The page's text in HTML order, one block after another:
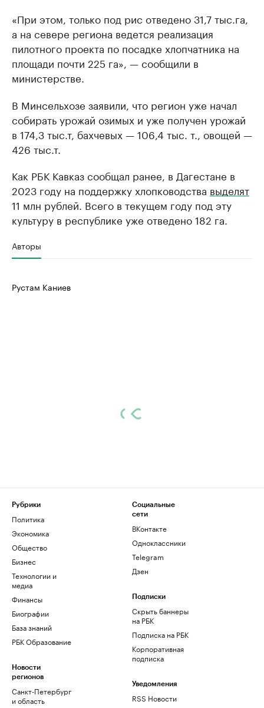
«При этом, только под рис отведено 31,7 тыс.га,
а на севере региона ведется реализация
пилотного проекта по посадке хлопчатника на
площади почти 225 га», — сообщили в
министерстве.
В Минсельхозе заявили, что регион уже начал
собирать урожай озимых и уже получен урожай
в 174,3 тыс.т, бахчевых — 106,4 тыс. т., овощей —
426 тыс.т.
Как РБК Кавказ сообщал ранее, в Дагестане в
2023 году на поддержку хлопководства выделят
11 млн рублей. Всего в текущем году под эту
культуру в республике уже отведено 182 га.
Авторы
Рустам Каниев
Рубрики
Политика
Экономика
Общество
Бизнес
Технологии и
медиа
Финансы
Биографии
База знаний
РБК Образование
Новости
регионов
Санкт-Петербург
и область
Социальные
сети
ВКонтакте
Одноклассники
Telegram
Дзен
Подписки
Скрыть баннеры
на РБК
Подписка на РБК
Корпоративная
подписка
Уведомления
RSS Новости